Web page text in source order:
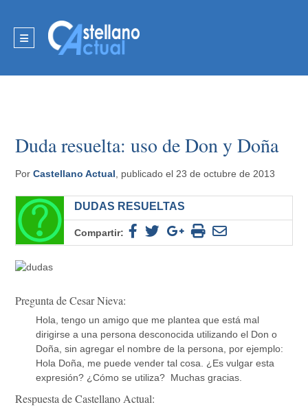
Duda resuelta: uso de Don y Doña
PorCastellano Actual , publicado el 23 de octubre de 2013
DUDAS RESUELTAS
Compartir:
Pregunta de Cesar Nieva:
Hola, tengo un amigo que me plantea que está mal
dirigirse a una persona desconocida utilizando el Don o
Doña, sin agregar el nombre de la persona, por ejemplo:
Hola Doña, me puede vender tal cosa. ¿Es vulgar esta
expresión? ¿Cómo se utiliza? Muchas gracias.
Respuesta de Castellano Actual: